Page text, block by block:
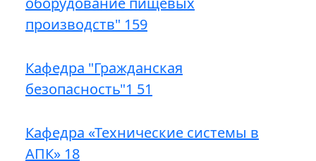
производств" 159
Кафедра "Гражданская
безопасность"1 51
Кафедра «Технические системы в
АПК» 18